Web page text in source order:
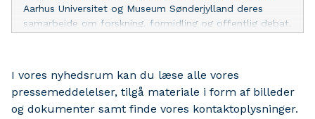
Aarhus Universitet og Museum Sønderjylland deres
samarbejde om forskning, formidling og offentlig debat,
I vores nyhedsrum kan du læse alle vores
pressemeddelelser, tilgå materiale i form af billeder
og dokumenter samt finde vores kontaktoplysninger.